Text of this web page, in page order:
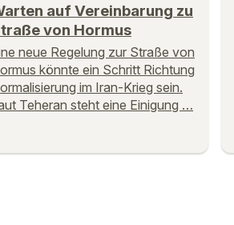
auf Vereinbarung zu
von Hormus
neue Regelung zur Straße von
könnte ein Schritt Richtung
im Iran-Krieg sein.
Teheran steht eine Einigung …